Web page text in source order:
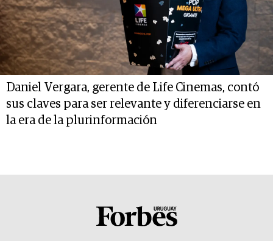
Daniel Vergara, gerente de Life Cinemas, contó
sus claves para ser relevante y diferenciarse en
la era de la plurinformación